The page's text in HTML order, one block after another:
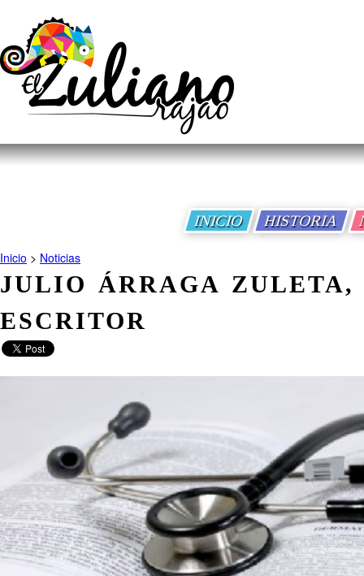
INICIO HISTORIA
Inicio > Noticias
JULIO ÁRRAGA
ESCRITOR